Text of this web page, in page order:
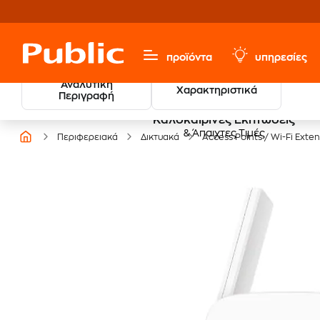
προϊόντα υπηρεσίες
Αναλυτική
Περιγραφή
Χαρακτηριστικά
Καλοκαιρινές Εκπτώσεις
& Άπαιχτες Τιμές
Περιφερειακά Δικτυακά Access Points / Wi-Fi